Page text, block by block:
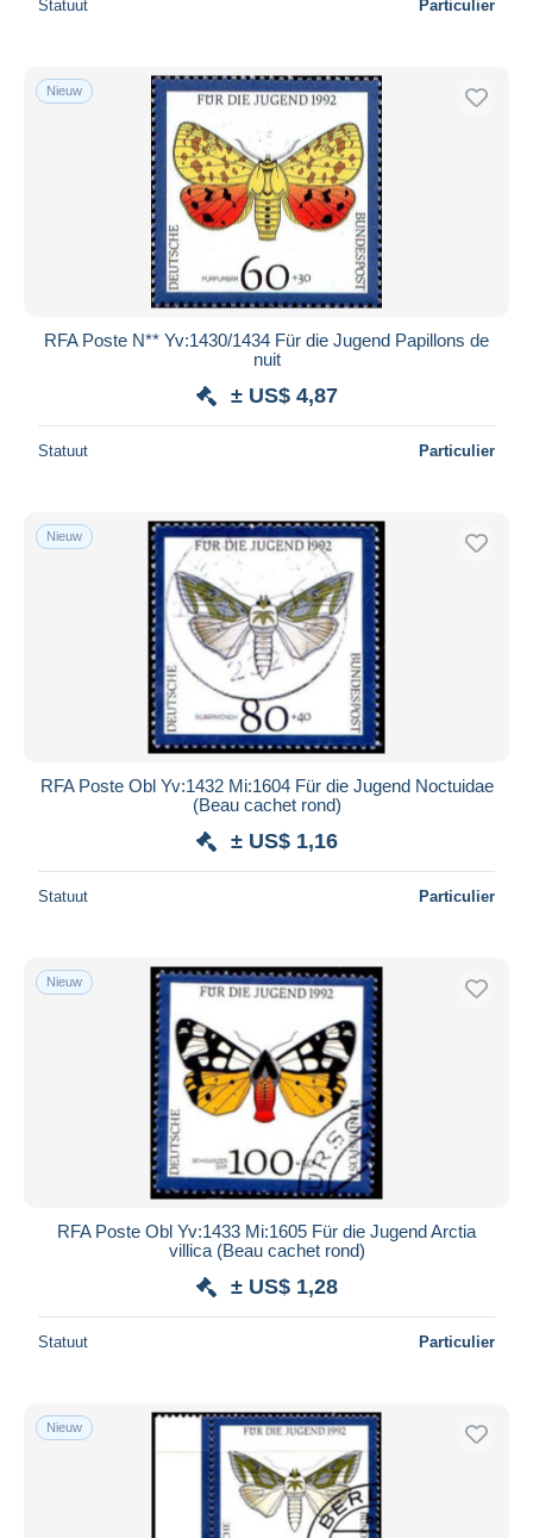
Statuut Particulier
Nieuw
RFA Poste N** Yv:1430/1434 Für die Jugend Papillons de
nuit
± US$ 4,87
Statuut Particulier
Nieuw
RFA Poste Obl Yv:1432 Mi:1604 Für die Jugend Noctuidae
(Beau cachet rond)
± US$ 1,16
Statuut Particulier
Nieuw
RFA Poste Obl Yv:1433 Mi:1605 Für die Jugend Arctia
villica (Beau cachet rond)
± US$ 1,28
Statuut Particulier
Nieuw